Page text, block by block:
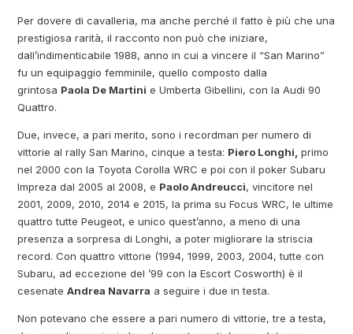
Per dovere di cavalleria, ma anche perché il fatto è più che una
prestigiosa rarità, il racconto non può che iniziare,
dall’indimenticabile 1988, anno in cui a vincere il “San Marino”
fu un equipaggio femminile, quello composto dalla
grintosa Paola De Martini e Umberta Gibellini, con la Audi 90
Quattro.
Due, invece, a pari merito, sono i recordman per numero di
vittorie al rally San Marino, cinque a testa: Piero Longhi, primo
nel 2000 con la Toyota Corolla WRC e poi con il poker Subaru
Impreza dal 2005 al 2008, e Paolo Andreucci, vincitore nel
2001, 2009, 2010, 2014 e 2015, la prima su Focus WRC, le ultime
quattro tutte Peugeot, e unico quest’anno, a meno di una
presenza a sorpresa di Longhi, a poter migliorare la striscia
record. Con quattro vittorie (1994, 1999, 2003, 2004, tutte con
Subaru, ad eccezione del ’99 con la Escort Cosworth) è il
cesenateAndrea Navarra a seguire i due in testa.
Non potevano che essere a pari numero di vittorie, tre a testa,